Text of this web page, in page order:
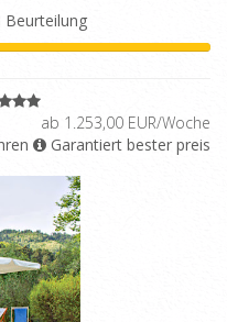
Beurteilung
ab 1.253,00 EUR/Woche
Garantiert bester preis